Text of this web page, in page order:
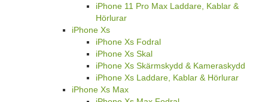
iPhone 11 Pro Max Laddare, Kablar &
Hörlurar
iPhone Xs
iPhone Xs Fodral
iPhone Xs Skal
iPhone Xs Skärmskydd & Kameraskydd
iPhone Xs Laddare, Kablar & Hörlurar
iPhone Xs Max